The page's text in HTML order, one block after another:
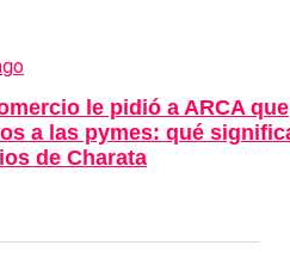
le pidió a ARCA que
a las pymes: qué
de Charata